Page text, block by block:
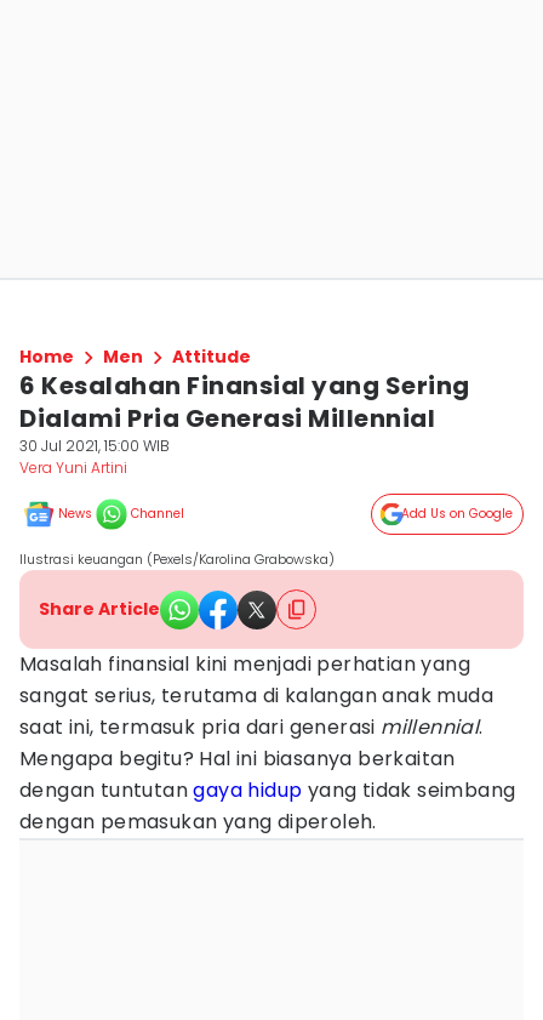
Home Men Attitude
6 Kesalahan Finansial yang Sering
Dialami Pria Generasi Millennial
30 Jul 2021, 15:00 WIB
Vera Yuni Artini
News Channel Add Us on Google
Ilustrasi keuangan (Pexels/Karolina Grabowska)
Share Article
Masalah finansial kini menjadi perhatian yang
sangat serius, terutama di kalangan anak muda
saat ini, termasuk pria dari generasi millennial.
Mengapa begitu? Hal ini biasanya berkaitan
dengan tuntutangaya hidup yang tidak seimbang
dengan pemasukan yang diperoleh.